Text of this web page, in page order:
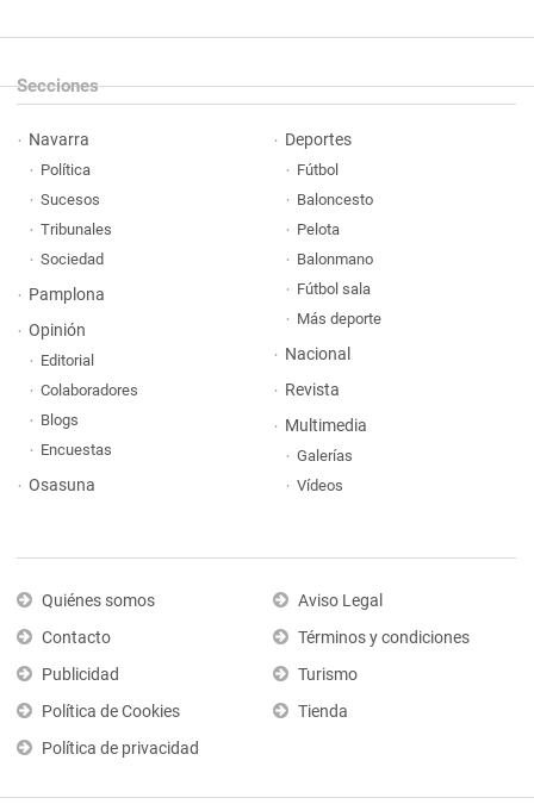
Secciones
Navarra
Política
Sucesos
Tribunales
Sociedad
Pamplona
Opinión
Editorial
Colaboradores
Blogs
Encuestas
Osasuna
Deportes
Fútbol
Baloncesto
Pelota
Balonmano
Fútbol sala
Más deporte
Nacional
Revista
Multimedia
Galerías
Vídeos
Quiénes somos
Contacto
Publicidad
Política de Cookies
Política de privacidad
Aviso Legal
Términos y condiciones
Turismo
Tienda